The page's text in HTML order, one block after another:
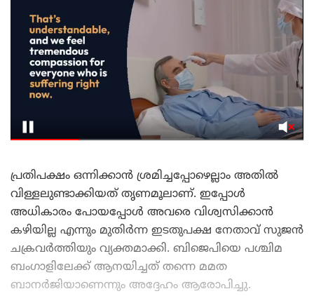
പ്രതിപക്ഷം ഒന്നിക്കാൻ ശ്രമിച്ചപ്പോഴെല്ലാം അതിൽ
വിള്ളലുണ്ടാക്കിയത് തൃണമൂലാണ്. ഇപ്പോൾ
അധികാരം പോയപ്പോൾ അവരെ വിശ്വസിക്കാൻ
കഴിയില്ല എന്നും മുതിർന്ന ഇടതുപക്ഷ നേതാവ് ​സുജൻ
ചക്രവർത്തിയും വ്യക്തമാക്കി. ബിജെപിയെ പശ്ചിമ
ബംഗാളിലേക്ക് ആനയിച്ചത് തന്നെ മമത
ബാനർജിയാണെന്നും അദ്ദേഹം ആരോപിച്ചു.